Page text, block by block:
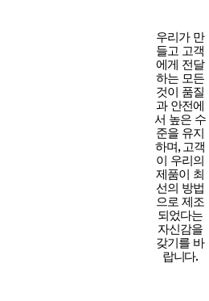
우리가 만
들고 고객
에게 전달
하는 모든
것이 품질
과 안전에
서 높은 수
준을 유지
하며, 고객
이 우리의
제품이 최
선의 방법
으로 제조
되었다는
자신감을
갖기를 바
랍니다.